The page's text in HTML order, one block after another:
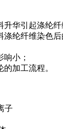
升华引起涤纶纤
涤纶纤维染色
小；
加工流程。
子